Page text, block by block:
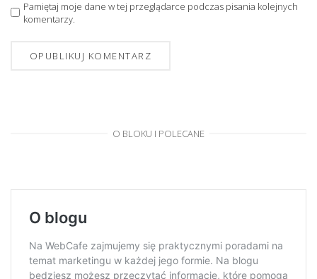
Pamiętaj moje dane w tej przeglądarce podczas pisania kolejnych
komentarzy.
O BLOKU I POLECANE